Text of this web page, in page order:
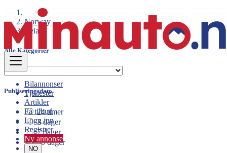
Bilannonser
Tjenester
Artikler
Få tilbud
Logg inn
Registrer
Ny annonse
NO
Norway
Beiarn
Alle Kategorier
Publiseringsdato
24 timer
3 dager
7 dager
30 dager